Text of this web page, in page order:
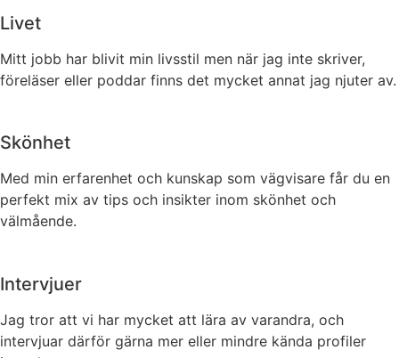
Livet
Mitt jobb har blivit min livsstil men när jag inte skriver,
föreläser eller poddar finns det mycket annat jag njuter av.
Skönhet
Med min erfarenhet och kunskap som vägvisare får du en
perfekt mix av tips och insikter inom skönhet och
välmående.
Intervjuer
Jag tror att vi har mycket att lära av varandra, och
intervjuar därför gärna mer eller mindre kända profiler